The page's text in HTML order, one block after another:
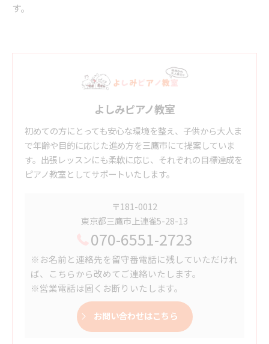
す。
よしみピアノ教室
初めての方にとっても安心な環境を整え、子供から大人ま
で年齢や目的に応じた進め方を三鷹市にて提案していま
す。出張レッスンにも柔軟に応じ、それぞれの目標達成を
ピアノ教室としてサポートいたします。
〒181-0012
東京都三鷹市上連雀5-28-13
070-6551-2723
※お名前と連絡先を留守番電話に残していただけれ
ば、こちらから改めてご連絡いたします。
※営業電話は固くお断りいたします。
お問い合わせはこちら